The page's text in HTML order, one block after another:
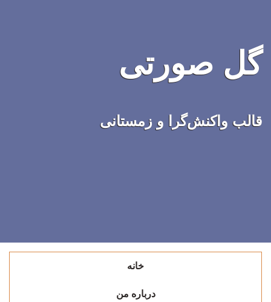
گل صورتی
قالب واکنش‌گرا و زمستانی
خانه
درباره من